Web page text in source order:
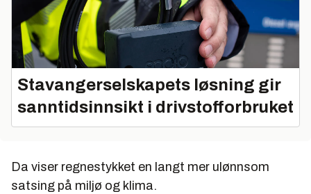
Stavangerselskapets løsning gir
sanntidsinnsikt i drivstofforbruket
Da viser regnestykket en langt mer ulønnsom
satsing på miljø og klima.